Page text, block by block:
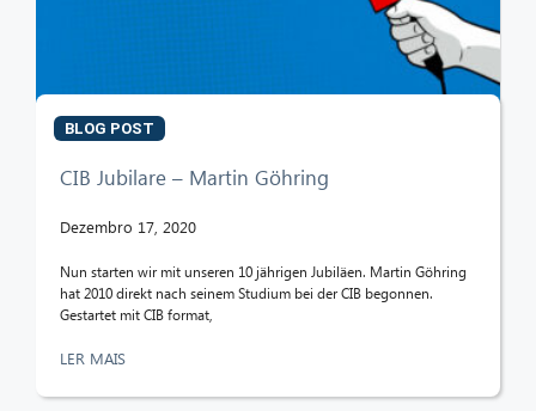
BLOG POST
CIB Jubilare – Martin Göhring
Dezembro 17, 2020
Nun starten wir mit unseren 10 jährigen Jubiläen. Martin Göhring
hat 2010 direkt nach seinem Studium bei der CIB begonnen.
Gestartet mit CIB format,
LER MAIS
Olá! O que posso fazer por si?